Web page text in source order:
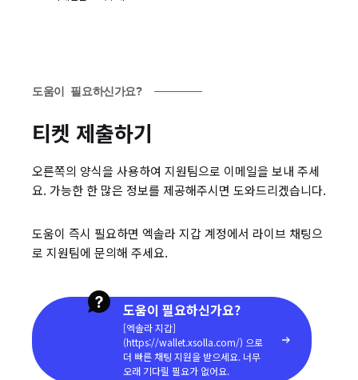
도움이 필요하신가요?
티켓 제출하기
오른쪽의 양식을 사용하여 지원팀으로 이메일을 보내 주세
요. 가능한 한 많은 정보를 제공해주시면 도와드리겠습니다.
도움이 즉시 필요하면 엑솔라 지갑 계정에서 라이브 채팅으
로 지원팀에 문의해 주세요.
도움이 필요하신가요?
[엑솔라 지갑]
(https://wallet.xsolla.com/) 으로
더 빠른 채팅 지원을 받으세요. 너무
오래 기다릴 필요가 없어요.